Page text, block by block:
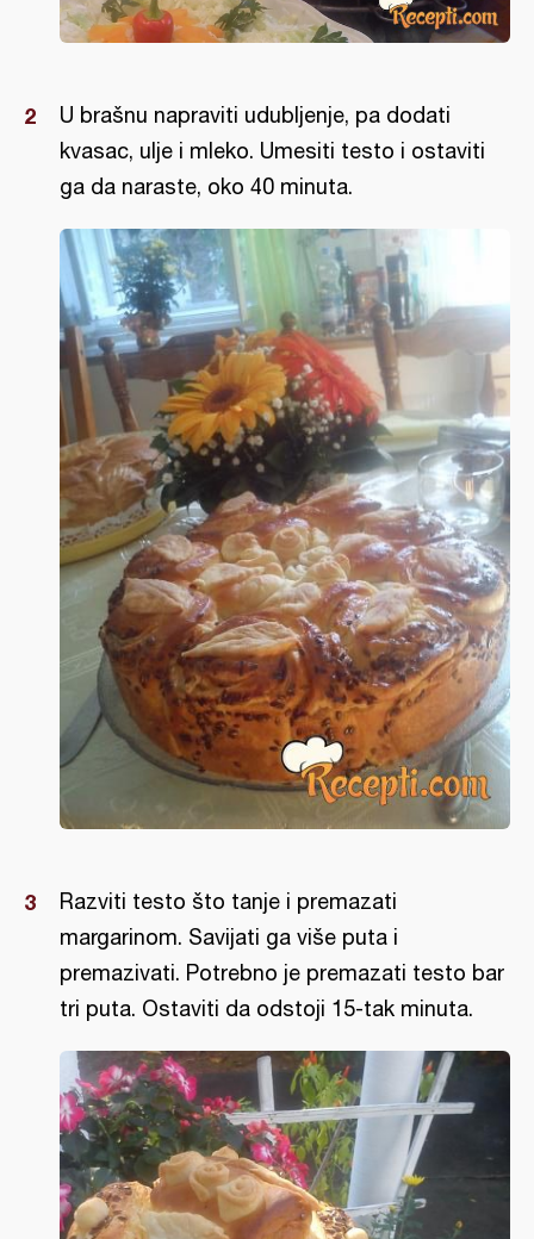
U brašnu napraviti udubljenje, pa dodati
kvasac, ulje i mleko. Umesiti testo i ostaviti
ga da naraste, oko 40 minuta.
Razviti testo što tanje i premazati
margarinom. Savijati ga više puta i
premazivati. Potrebno je premazati testo bar
tri puta. Ostaviti da odstoji 15-tak minuta.